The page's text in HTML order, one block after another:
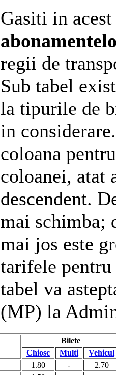
Gasiti in
regii de
Sub tabel
la tipurile de
in
coloana
coloanei, atat
descendent.
mai schimba;
mai jos este
tarifele pentru
tabel va
(MP) la
Bilete
Chiosc
Multi Vehicul
1.80 - 2.70